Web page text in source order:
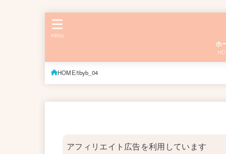
ホ
MENU
HOME tbyb_04
アフィリエイト広告を利用しています